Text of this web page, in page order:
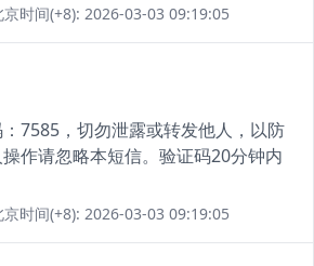
时间(+8): 2026-03-03 09:19:05
：7585，切勿泄露或转发他人，以防
作请忽略本短信。验证码20分钟内
时间(+8): 2026-03-03 09:19:05